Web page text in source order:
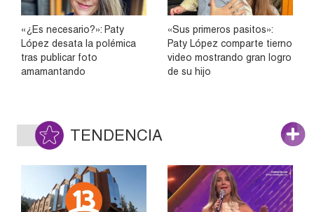
«¿Es necesario?»: Paty
López desata la polémica
tras publicar foto
amamantando
«Sus primeros pasitos»:
Paty López comparte tierno
video mostrando gran logro
de su hijo
TENDENCIA